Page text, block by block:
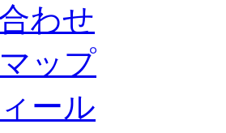
わせ
ップ
ール